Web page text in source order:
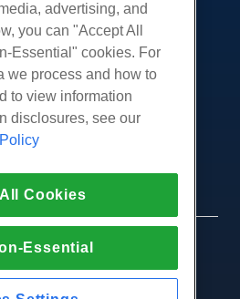
VPS
ein HostPapa Inc.
advertising, and
you can "Accept All
Essential" cookies. For
we process and how to
to view information
disclosures, see our
Cookies
Essential